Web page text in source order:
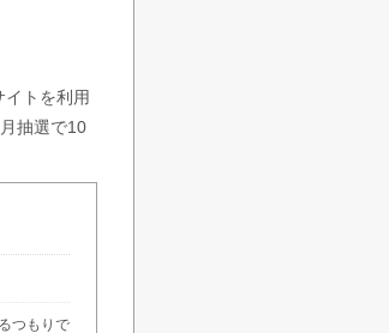
トを利用
抽選で10
つもりで